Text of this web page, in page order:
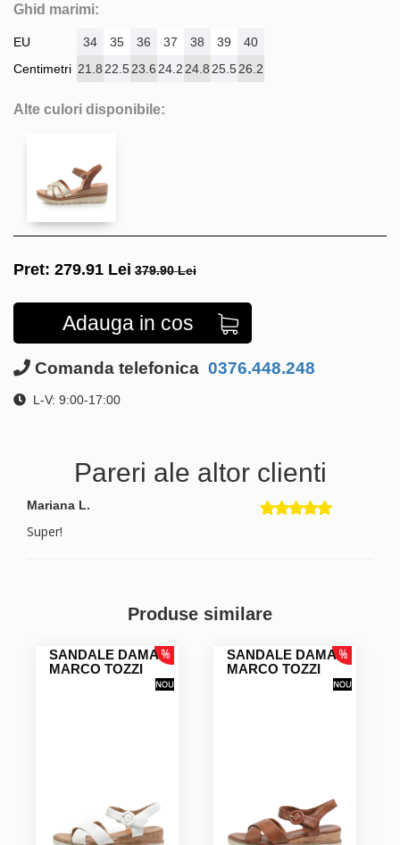
Ghid marimi:
EU
Centimetri
34 35 36 37 38 39
40
21.8 22.523.6 24.2 24.8 25.526.2
Alte culori disponibile:
Pret: 279.91 Lei 379.90 Lei
Adauga in cos
Comanda telefonica 0376.448.248
L-V: 9:00-17:00
Pareri ale altor clienti
Mariana L.
Super!
Produse similare
SANDALE DAMA
MARCO TOZZI
SANDALE DAMA
MARCO TOZZI